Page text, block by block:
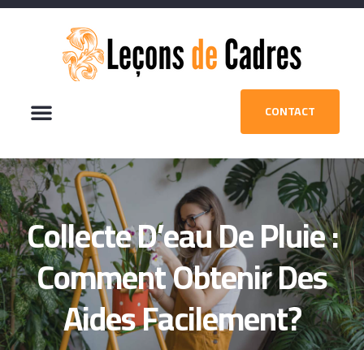
CONTACT
Collecte D’eau De Pluie :
Comment Obtenir Des
Aides Facilement?